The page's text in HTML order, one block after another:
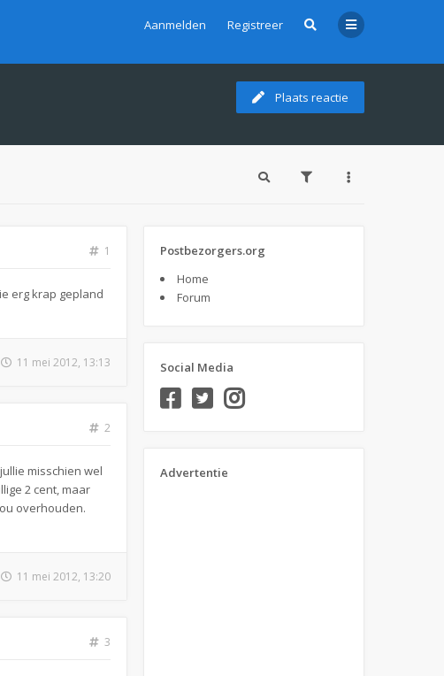
Aanmelden Registreer
Plaats reactie
1
erg krap gepland
11 mei 2012, 13:13
2
misschien wel
2 cent, maar
overhouden.
11 mei 2012, 13:20
3
Postbezorgers.org
Home
Forum
Social Media
Advertentie